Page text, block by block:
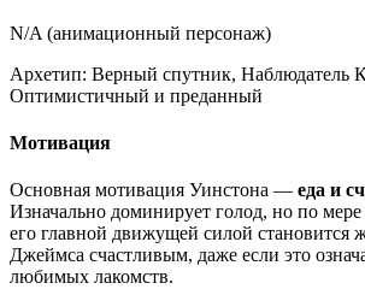
N/A (анимационный персонаж)
Архетип: Верный спутник, Наблюдатель
Оптимистичный и преданный
Мотивация
Основная мотивация Уинстона — еда и
Изначально доминирует голод, но по
его главной движущей силой становится
Джеймса счастливым, даже если это
любимых лакомств.